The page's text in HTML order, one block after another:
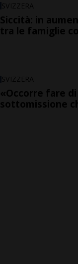
SVIZZERA
Siccità: in
tra le famiglie
SVIZZERA
«Occorre fare
sottomissione